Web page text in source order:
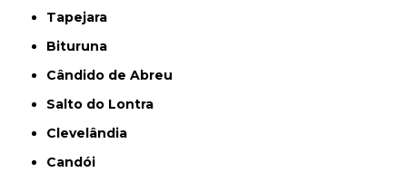
Tapejara
Bituruna
Cândido de Abreu
Salto do Lontra
Clevelândia
Candói